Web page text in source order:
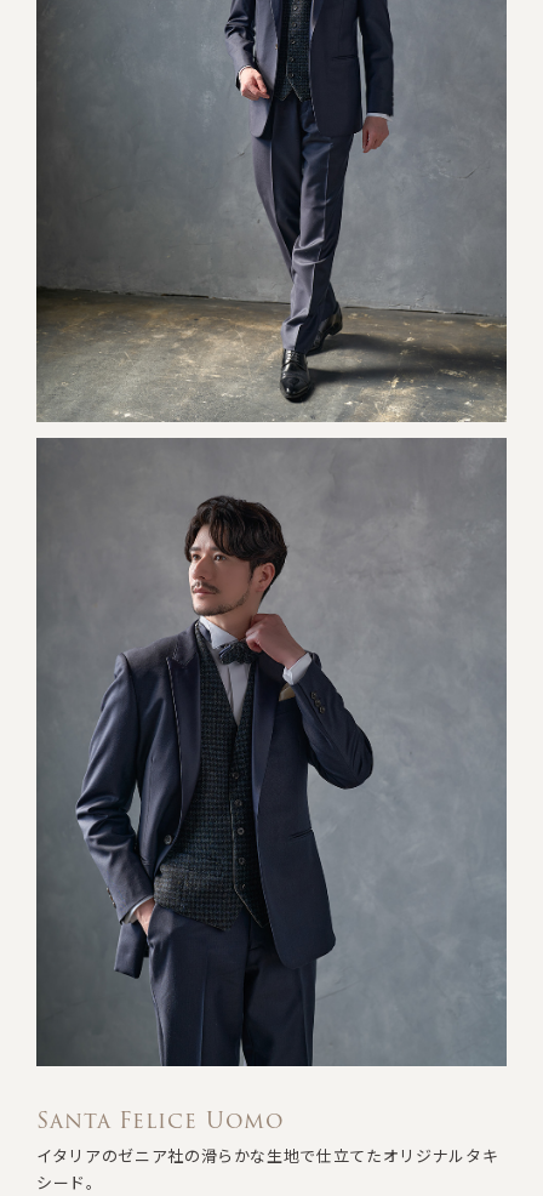
Santa Felice Uomo
イタリアのゼニア社の滑らかな生地で仕立てたオリジナルタキ
シード。